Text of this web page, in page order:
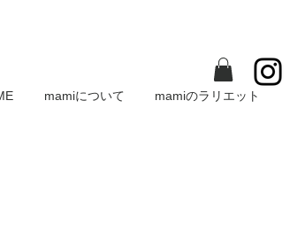
mamiについて mamiのラリエット